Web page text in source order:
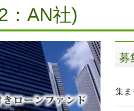
：AN社)
募
集ま